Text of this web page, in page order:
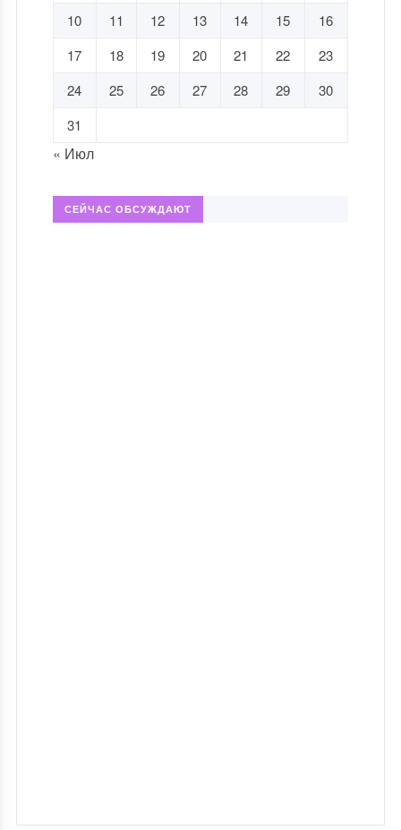
10
11 12 13 14 15
16
17
18 19 20 21 22
23
24
25 26 27 28 29
30
31
« Июл
СЕЙЧАС ОБСУЖДАЮТ